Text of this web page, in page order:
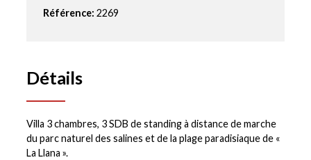
Référence:2269
Détails
Villa 3 chambres, 3 SDB de standing à distance de marche
du parc naturel des salines et de la plage paradisiaque de «
La Llana ».